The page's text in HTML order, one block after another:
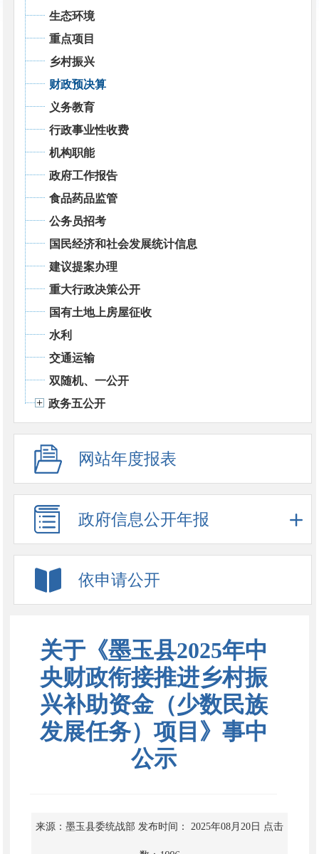
生态环境
重点项目
乡村振兴
财政预决算
义务教育
行政事业性收费
机构职能
政府工作报告
食品药品监管
公务员招考
国民经济和社会发展统计信息
建议提案办理
重大行政决策公开
国有土地上房屋征收
水利
交通运输
双随机、一公开
政务五公开
网站年度报表
政府信息公开年报
依申请公开
关于《墨玉县2025年中
央财政衔接推进乡村振
兴补助资金（少数民族
发展任务）项目》事中
公示
来源：墨玉县委统战部 发布时间： 2025年08月20日 点击